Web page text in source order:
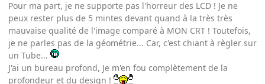
Pour ma part, je ne supporte pas l'horreur des LCD ! Je ne
peux rester plus de 5 mintes devant quand à la très très
mauvaise qualité de l'image comparé à MON CRT ! Toutefois,
je ne parles pas de la géométrie... Car, c'est chiant à règler sur
un Tube...
J'ai un bureau profond, Je m'en fou complètement de la
profondeur et du design !